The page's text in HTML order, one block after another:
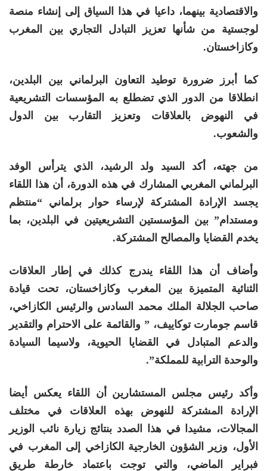
والاقتصادية بينهما، داعيا في هذا السياق إلى إنشاء منصة
لوجستية من شأنها تعزيز التبادل التجاري بين المغرب
وكازاخستان.
كما أبرز ضرورة توطيد التعاون البرلماني بين البلدين،
انطلاقا من الدور الذي تضطلع به المؤسسات التشريعية
في النهوض بالعلاقات وتعزيز التقارب بين الدول
والشعوب.
من جهته، أكد السيد ولد الرشيد، الذي يترأس الوفد
البرلماني المغربي المشارك في هذه الدورة، أن هذا اللقاء
يجسد الإرادة المشتركة لإرساء حوار برلماني “منتظم
ومستدام” بين المؤسستين التشريعيتين في البلدين، بما
يخدم القضايا والمصالح المشتركة.
وأضاف أن هذا اللقاء يندرج كذلك في إطار العلاقات
الثنائية المتميزة بين المغرب وكازاخستان، تحت قيادة
صاحب الجلالة الملك محمد السادس والرئيس الكازاخي،
قاسم جومارت توكاييف، ” والقائمة على الاحترام والتقدير
والدعم المتبادل في القضايا الحيوية، ولاسيما السيادة
والوحدة الترابية للمملكة”.
وأكد رئيس مجلس المستشارين أن اللقاء يعكس أيضا
الإرادة المشتركة للنهوض بهذه العلاقات في مختلف
المجالات، مشيدا في هذا الصدد بنتائج زيارة نائب الوزير
الأول، وزير الشؤون الخارجية الكازاخي إلى المغرب في
فبراير الماضي، والتي توجت باعتماد خارطة طريق